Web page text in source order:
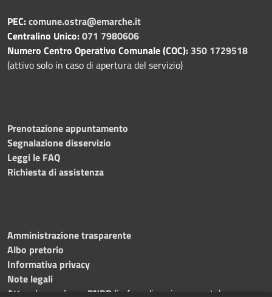
PEC:comune.ostra@emarche.it
Centralino Unico:071 7980606
Numero Centro Operativo Comunale (COC): 350 1729518
(attivo solo in caso di apertura del servizio)
Prenotazione appuntamento
Segnalazione disservizio
Leggi le FAQ
Richiesta di assistenza
Amministrazione trasparente
Albo pretorio
Informativa privacy
Note legali
Attuazione misure PNRR (in fase di aggiornamento)